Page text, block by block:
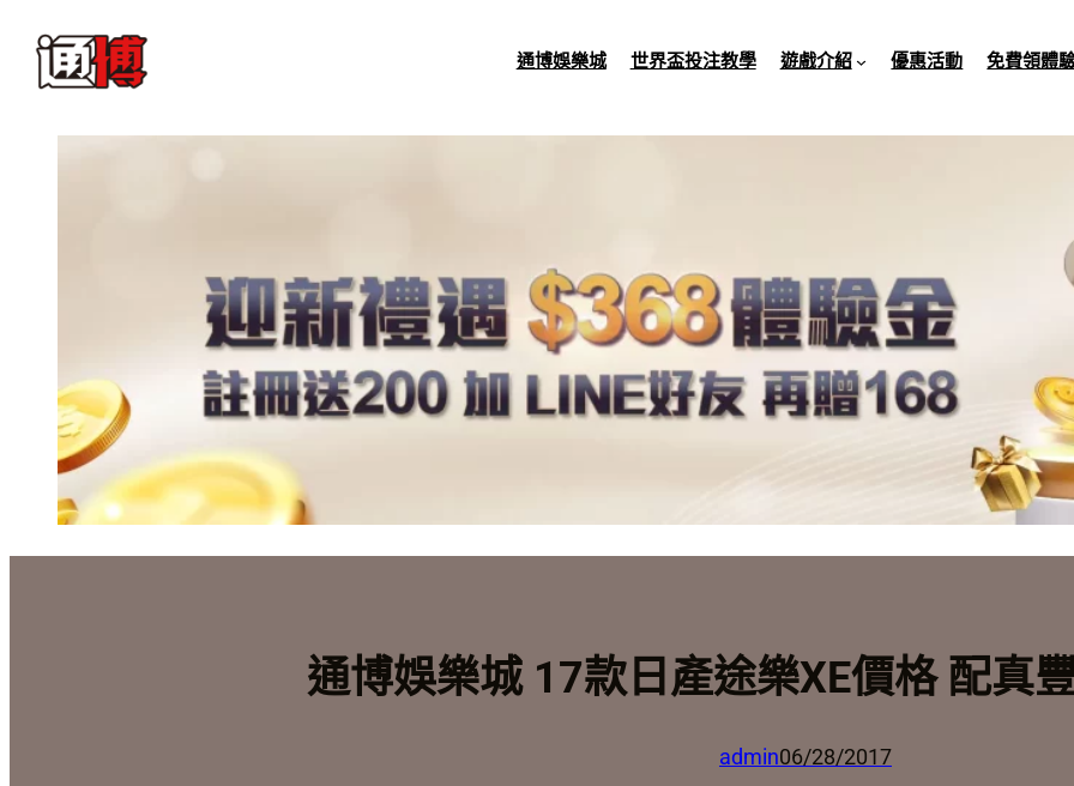
通博娛樂城 世界盃投注教學 遊戲介紹 優惠活動 免費領體
通博娛樂城 17款日產途樂XE價格 配真
admin06/28/2017